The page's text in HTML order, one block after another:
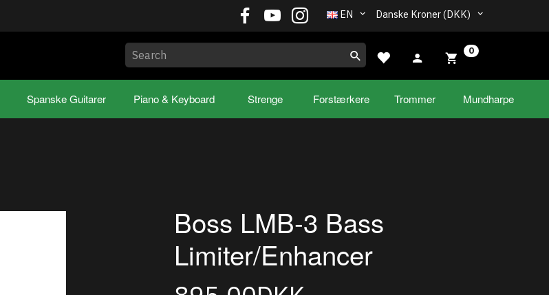
Danske Kroner (DKK)
EN
0
Spanske Guitarer Piano & Keyboard Strenge Forstærkere Trommer Mundharpe
Boss LMB-3 Bass
Limiter/Enhancer